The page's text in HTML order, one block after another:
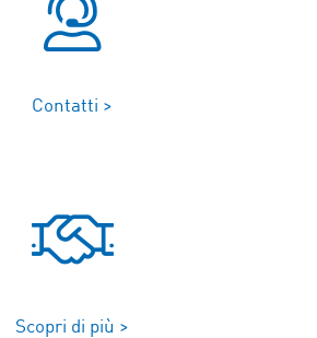
Contatti >
Scopri di più >